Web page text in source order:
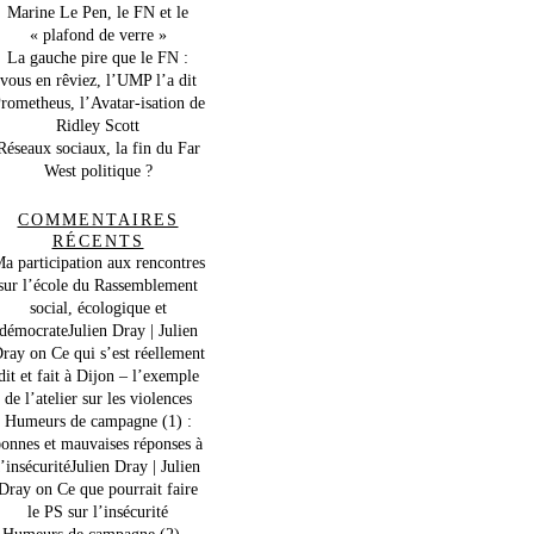
Marine Le Pen, le FN et le
« plafond de verre »
La gauche pire que le FN :
vous en rêviez, l’UMP l’a dit
l’Avatar-isation de
Ridley Scott
sociaux, la fin du Far
West politique ?
COMMENTAIRES
RÉCENTS
participation aux rencontres
l’école du Rassemblement
social, écologique et
démocrateJulien Dray | Julien
on Ce qui s’est réellement
et fait à Dijon – l’exemple
de l’atelier sur les violences
Humeurs de campagne (1) :
et mauvaises réponses à
Dray | Julien
on Ce que pourrait faire
le PS sur l’insécurité